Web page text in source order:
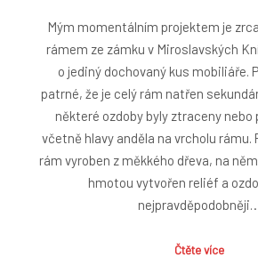
Mým momentálním projektem je
rámem ze zámku v Miroslavských
o jediný dochovaný kus mobiliáře.
patrné, že je celý rám natřen
některé ozdoby byly ztraceny nebo
včetně hlavy anděla na vrcholu rámu.
rám vyroben z měkkého dřeva, na
hmotou vytvořen reliéf a
Čtěte více